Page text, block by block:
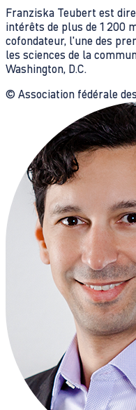
Franziska Teubert est
intérêts de plus de 1 200
cofondateur, l'une des
les sciences de la
Washington, D.C.
© Association fédérale